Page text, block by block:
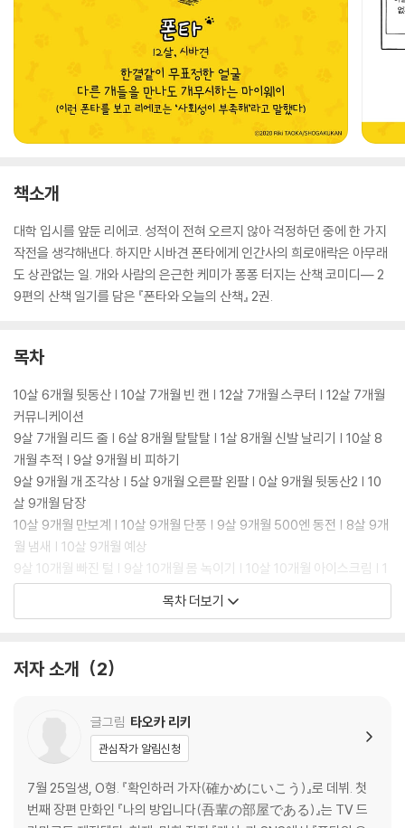
책소개
대학 입시를 앞둔 리에코. 성적이 전혀 오르지 않아 걱정하던 중에 한 가지
작전을 생각해낸다. 하지만 시바견 폰타에게 인간사의 희로애락은 아무래
도 상관없는 일. 개와 사람의 은근한 케미가 퐁퐁 터지는 산책 코미디― 2
9편의 산책 일기를 담은 『폰타와 오늘의 산책』 2권.
목차
10살 6개월 뒷동산 | 10살 7개월 빈 캔 | 12살 7개월 스쿠터 | 12살 7개월
커뮤니케이션
9살 7개월 리드 줄 | 6살 8개월 탈탈탈 | 1살 8개월 신발 날리기 | 10살 8
개월 추적 | 9살 9개월 비 피하기
9살 9개월 개 조각상 | 5살 9개월 오른팔 왼팔 | 0살 9개월 뒷동산2 | 10
살 9개월 담장
10살 9개월 만보계 | 10살 9개월 단풍 | 9살 9개월 500엔 동전 | 8살 9개
월 냄새 | 10살 9개월 예상
9살 10개월 빠진 털 | 9살 10개월 몸 녹이기 | 10살 10개월 아이스크림 | 1
0살 10개월 부탁
10살 12개월 반반 | 1살 12개월 조명 장식 | 9살 12개월 금줄 장식 | 9살 1
보석
목차 더보기
저자 소개 2
글그림 타오카 리키
관심작가 알림신청
7월 25일생, O형. 『확인하러 가자(確かめにいこう)』로 데뷔. 첫
번째 장편 만화인 『나의 방입니다(吾輩の部屋である)』는 TV 드